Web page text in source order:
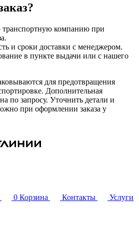
компанию при
и сроки доставки с менеджером.
в пункте выдачи или с нашего
для предотвращения
Дополнительная
по запросу. Уточнить детали и
при оформлении заказа у
0 Корзина Контакты
Услуги